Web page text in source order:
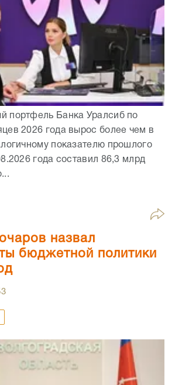
портфель Банка Уралсиб по
2026 года вырос более чем в
показателю прошлого
года составил 86,3 млрд
назвал
бюджетной политики